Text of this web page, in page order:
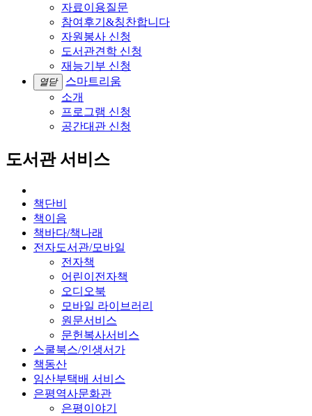
자료이용질문
참여후기&칭찬합니다
자원봉사 신청
도서관견학 신청
재능기부 신청
열닫
스마트리움
소개
프로그램 신청
공간대관 신청
도서관 서비스
책단비
책이음
책바다/책나래
전자도서관/모바일
전자책
어린이전자책
오디오북
모바일 라이브러리
원문서비스
문헌복사서비스
스쿨북스/인생서가
책동산
임산부택배 서비스
은평역사문화관
은평이야기